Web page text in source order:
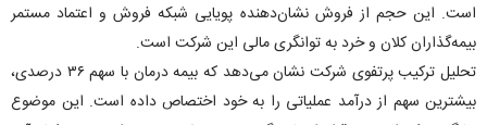
است. این حجم از فروش نشان‌دهنده پویایی شبکه فروش و اعتماد مستمر
بیمه‌گذاران کلان و خرد به توانگری مالی این شرکت است.
تحلیل ترکیب پرتفوی شرکت نشان می‌دهد که بیمه درمان با سهم ۳۶ درصدی،
بیشترین سهم از درآمد عملیاتی را به خود اختصاص داده است. این موضوع